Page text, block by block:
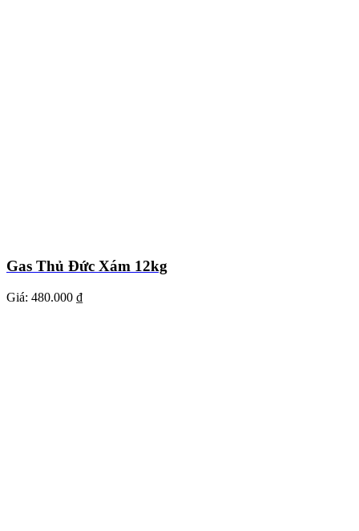
Gas Thủ Đức Xám 12kg
Giá: 480.000 ₫